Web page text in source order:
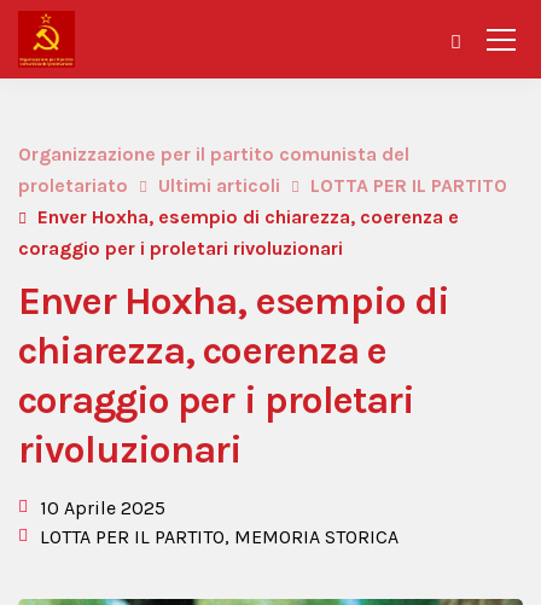
Organizzazione per il partito comunista del
proletariato
Ultimi articoli
LOTTA PER IL PARTITO
Enver Hoxha, esempio di chiarezza, coerenza e
coraggio per i proletari rivoluzionari
Enver Hoxha, esempio di
chiarezza, coerenza e
coraggio per i proletari
rivoluzionari
10 Aprile 2025
LOTTA PER IL PARTITO, MEMORIA STORICA